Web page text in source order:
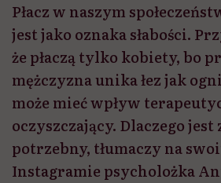
Płacz w naszym
jest jako oznaka słabości.
że płaczą tylko kobiety, bo
mężczyzna unika łez jak
może mieć wpływ
oczyszczający. Dlaczego
potrzebny, tłumaczy na
Instagramie psycholożka